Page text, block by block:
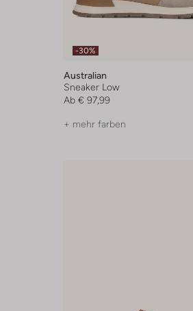
-30%
Australian
Sneaker Low
Ab € 97,99
+ mehr farben